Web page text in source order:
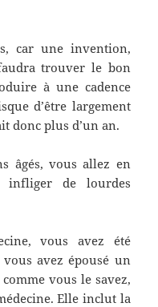
car une invention,
trouver le bon
à une cadence
d’être largement
donc plus d’un an.
âgés, vous allez en
infliger de lourdes
vous avez été
avez épousé un
vous le savez,
Elle inclut la